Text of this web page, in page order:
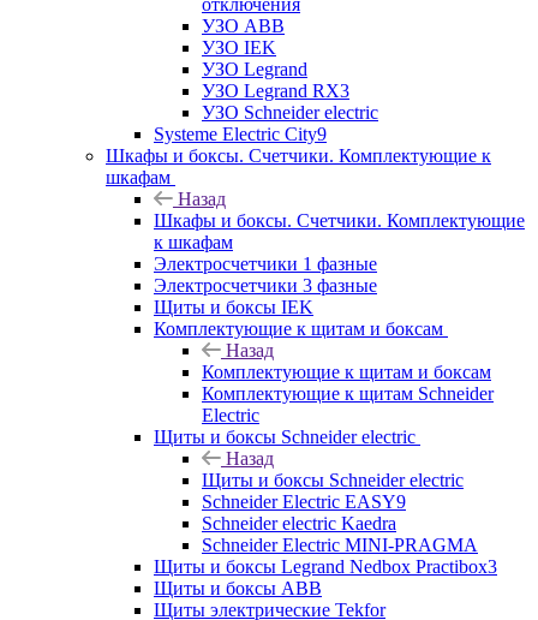
УЗО ABB
УЗО IEK
УЗО Legrand
УЗО Legrand RX3
УЗО Schneider electric
Systeme Electric City9
Шкафы и боксы. Счетчики. Комплектующие к
шкафам
Назад
Шкафы и боксы. Счетчики. Комплектующие
к шкафам
Электросчетчики 1 фазные
Электросчетчики 3 фазные
Щиты и боксы IEK
Комплектующие к щитам и боксам
Назад
Комплектующие к щитам и боксам
Комплектующие к щитам Schneider
Electric
Щиты и боксы Schneider electric
Назад
Щиты и боксы Schneider electric
Schneider Electric EASY9
Schneider electric Kaedra
Schneider Electric MINI-PRAGMA
Щиты и боксы Legrand Nedbox Practibox3
Щиты и боксы ABB
Щиты электрические Tekfor